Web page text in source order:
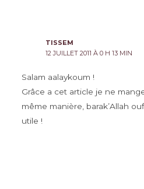
TISSEM
12 JUILLET 2011 À 0 H 13 MIN
Salam aalaykoum !
Grâce a cet article je ne
même manière, barak’Allah
utile !